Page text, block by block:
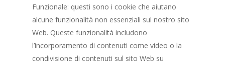
Funzionale: questi sono i cookie che aiutano
alcune funzionalità non essenziali sul nostro sito
Web. Queste funzionalità includono
l’incorporamento di contenuti come video o la
condivisione di contenuti sul sito Web su